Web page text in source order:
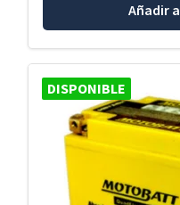
Añadir
DISPONIBLE